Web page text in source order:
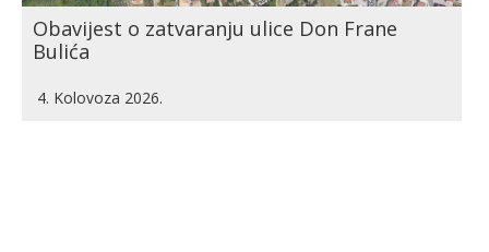
Obavijest o zatvaranju ulice Don Frane
Bulića
4. Kolovoza 2026.